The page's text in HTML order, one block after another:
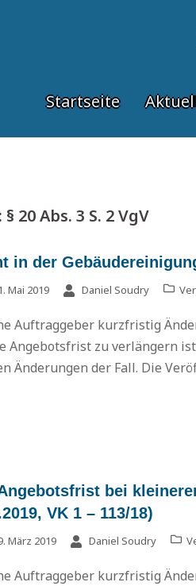
Startseite
§ 20 Abs. 3 S. 2 VgV
in der
Mai 2019 Daniel Soudry
Auftraggeber kurzfristig
Angebotsfrist zu verlängern ist.
Änderungen der Fall. Die
bei
VK 1 – 113/18)
März 2019 Daniel Soudry
Auftraggeber kurzfristig